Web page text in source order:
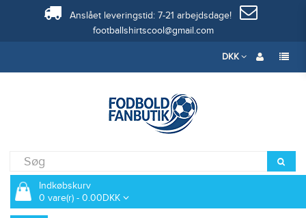
Anslået leveringstid: 7-21 arbejdsdage!
footballshirtscool@gmail.com
DKK
Indkøbskurv
0 vare(r) - 0.00DKK